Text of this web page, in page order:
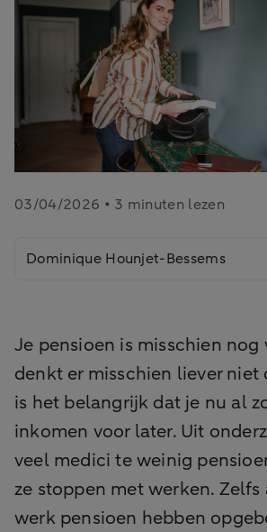
03/04/2026 • 3 minuten lezen
Dominique Hounjet-Bessems
Je pensioen is misschien nog
denkt er misschien liever niet
is het belangrijk dat je nu al
inkomen voor later. Uit
veel medici te weinig
ze stoppen met werken. Zelfs
werk pensioen hebben